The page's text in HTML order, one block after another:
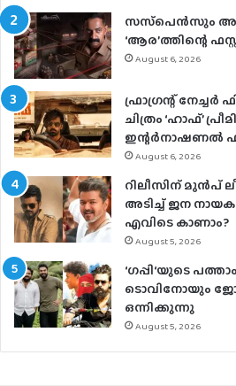
സസ്‌പെന്‍സും
‘ആര’ത്തിന്റെ
August 6, 2026
ഫ്രാഗ്രന്റ് നേച്ചര്‍
ചിത്രം ‘ഹാഫ്’
ഇന്റര്‍നാഷണല്‍
August 6, 2026
റിലീസിന് മുൻപ്
അടിച്ച് ജന
എവിടെ കാണാം?
August 5, 2026
‘ഗപ്പി‘യുടെ
ടൊവിനോയും
ഒന്നിക്കുന്നു
August 5, 2026